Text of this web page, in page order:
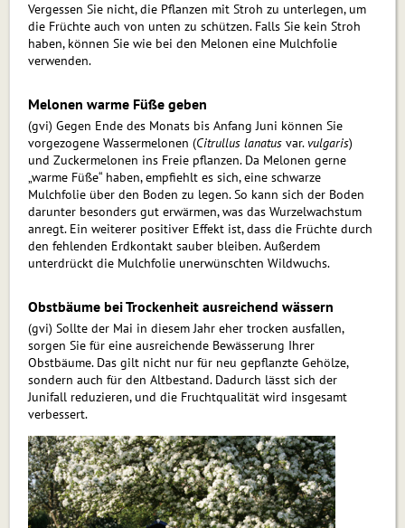
Vergessen Sie nicht, die Pflanzen mit Stroh zu unterlegen, um
die Früchte auch von unten zu schützen. Falls Sie kein Stroh
haben, können Sie wie bei den Melonen eine Mulchfolie
verwenden.
Melonen warme Füße geben
(gvi) Gegen Ende des Monats bis Anfang Juni können Sie
vorgezogene Wassermelonen (Citrullus lanatus var. vulgaris)
und Zuckermelonen ins Freie pflanzen. Da Melonen gerne
„warme Füße“ haben, empfiehlt es sich, eine schwarze
Mulchfolie über den Boden zu legen. So kann sich der Boden
darunter besonders gut erwär­men, was das Wurzelwachstum
anregt. Ein weiterer positiver Effekt ist, dass die Früchte durch
den fehlenden Erd­kon­takt sauber bleiben. Außerdem
unterdrückt die Mulchfolie un­er­wünsch­ten Wildwuchs.
Obstbäume bei Trockenheit ausreichend wässern
(gvi) Sollte der Mai in diesem Jahr eher trocken ausfallen,
sorgen Sie für eine ausreichende Bewässerung Ihrer
Obstbäume. Das gilt nicht nur für neu gepflanzte Gehölze,
sondern auch für den Altbestand. Dadurch lässt sich der
Junifall reduzieren, und die Fruchtqualität wird insgesamt
verbessert.